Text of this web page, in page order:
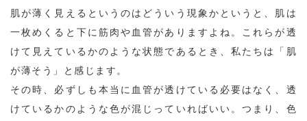
肌が薄く見えるというのはどういう現象かというと、肌は
一枚めくると下に筋肉や血管がありますよね。これらが透
けて見えているかのような状態であるとき、私たちは「肌
が薄そう」と感じます。
その時、必ずしも本当に血管が透けている必要はなく、透
けているかのような色が混じっていればいい。つまり、色